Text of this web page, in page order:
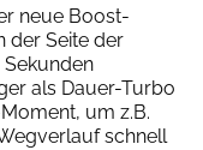
neue Boost-
der Seite der
als Dauer-Turbo
um z.B.
schnell